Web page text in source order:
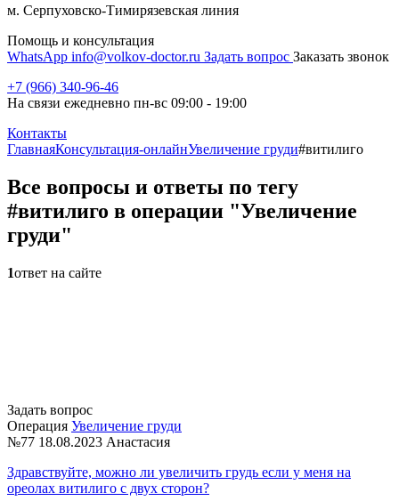
м. Серпуховско-Тимирязевская линия
Помощь и консультация
WhatsApp info@volkov-doctor.ru Задать вопрос Заказать звонок
+7 (966) 340-96-46
На связи ежедневно пн-вс 09:00 - 19:00
Контакты
ГлавнаяКонсультация-онлайнУвеличение груди#витилиго
Все вопросы и ответы по тегу
#витилиго в операции "Увеличение
груди"
1ответ на сайте
Задать вопрос
Операция Увеличение груди
№77 18.08.2023 Анастасия
Здравствуйте, можно ли увеличить грудь если у меня на
ореолах витилиго с двух сторон?